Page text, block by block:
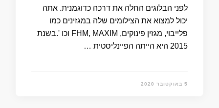
לפני הבלוגים החלה את דרכה כדוגמנית. אתה
יכול למצוא את הצילומים שלה במגזינים כמו
פלייבוי, מגזין פינוקים, FHM, MAXIM וכו '.בשנת
2015 היא הייתה הפיינליסטית …
5 באוקטובר 2020